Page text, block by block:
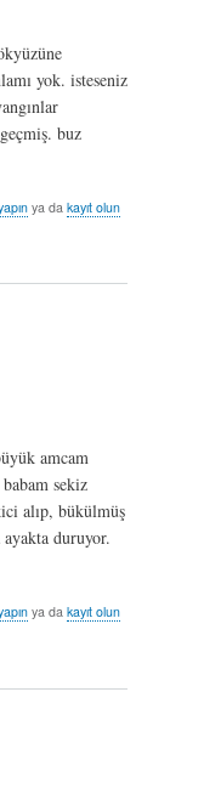
yok. isteseniz
buz
ya dakayıt olun
amcam
sekiz
alıp, bükülmüş
duruyor.
ya dakayıt olun